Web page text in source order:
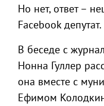
Но нет, ответ –
Facebook депутат.
В беседе с
Нонна Гуллер
она вместе с
Ефимом